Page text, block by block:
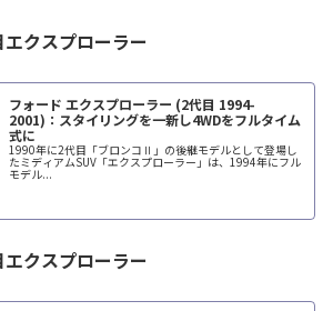
クスプローラー
フォード エクスプローラー (2代目 1994-
2001)：スタイリングを一新し4WDをフルタイム
式に
1990年に2代目「ブロンコⅡ」の後継モデルとして登場し
たミディアムSUV「エクスプローラー」は、1994年にフル
モデル...
クスプローラー